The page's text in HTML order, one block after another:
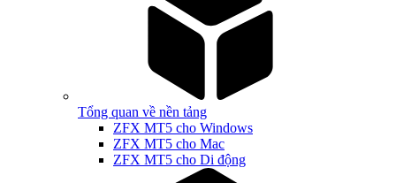
Tổng quan về nền tảng
ZFX MT5 cho Windows
ZFX MT5 cho Mac
ZFX MT5 cho Di động